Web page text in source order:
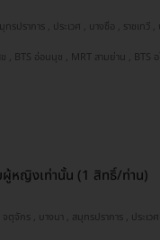
หญิงเท่านั้น (1 สิทธิ์/ท่าน)